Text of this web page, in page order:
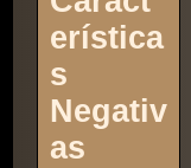
erística
s
Negativ
as